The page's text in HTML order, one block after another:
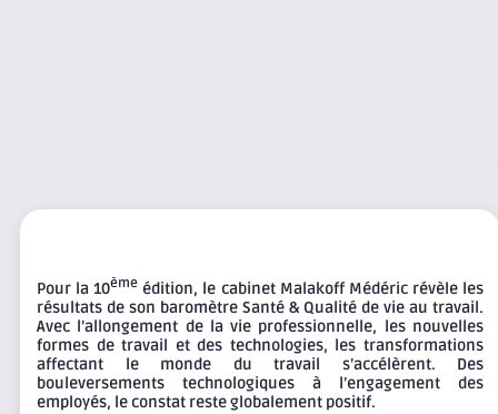
Pour la 10ème édition, le cabinet Malakoff Médéric révèle les
résultats de son baromètre Santé & Qualité de vie au travail.
Avec l’allongement de la vie professionnelle, les nouvelles
formes de travail et des technologies, les transformations
affectant le monde du travail s’accélèrent. Des
bouleversements technologiques à l’engagement des
employés, le constat reste globalement positif.